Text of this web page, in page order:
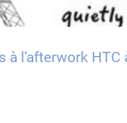
à l’afterwork HTC